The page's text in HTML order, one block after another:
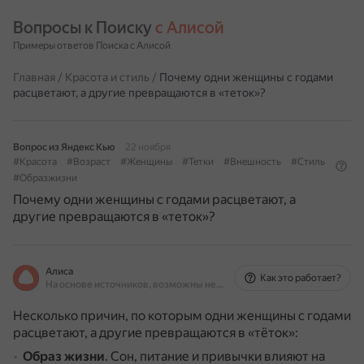
Вопросы к Поиску с Алисой
Примеры ответов Поиска с Алисой
Главная / Красота и стиль / Почему одни женщины с годами
расцветают, а другие превращаются в «теток»?
Вопрос из Яндекс Кью
22 ноября
#Красота
#Возраст #Женщины #Тетки #Внешность
#Стиль
#Образжизни
Почему одни женщины с годами расцветают, а
другие превращаются в «теток»?
Алиса
На основе источников, возможны неточности
Как это работает?
Несколько причин, по которым одни женщины с годами
расцветают, а другие превращаются в «тёток»:
Образ жизни. Сон, питание и привычки влияют на